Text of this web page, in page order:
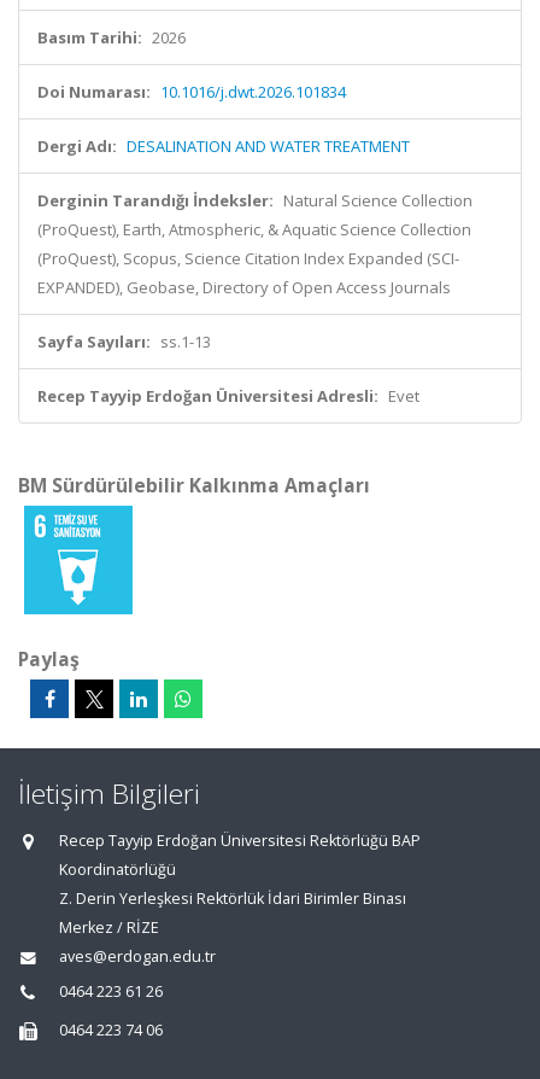
Basım Tarihi: 2026
Doi Numarası: 10.1016/j.dwt.2026.101834
Dergi Adı: DESALINATION AND WATER TREATMENT
Derginin Tarandığı İndeksler: Natural Science Collection
(ProQuest), Earth, Atmospheric, & Aquatic Science Collection
(ProQuest), Scopus, Science Citation Index Expanded (SCI-
EXPANDED), Geobase, Directory of Open Access Journals
Sayfa Sayıları: ss.1-13
Recep Tayyip Erdoğan Üniversitesi Adresli: Evet
BM Sürdürülebilir Kalkınma Amaçları
Paylaş
İletişim Bilgileri
Recep Tayyip Erdoğan Üniversitesi Rektörlüğü BAP
Koordinatörlüğü
Z. Derin Yerleşkesi Rektörlük İdari Birimler Binası
Merkez / RİZE
aves@erdogan.edu.tr
0464 223 61 26
0464 223 74 06